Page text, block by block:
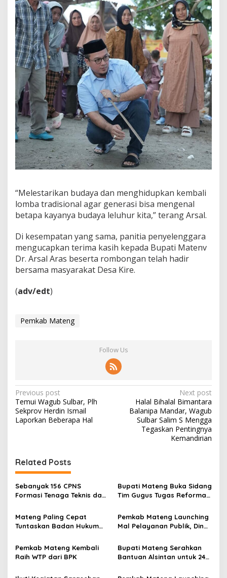
a
n
T
r
a
d
i
s
o
n
a
l
“Melestarikan budaya dan menghidupkan kembali
lomba tradisional agar generasi bisa mengenal
betapa kayanya budaya leluhur kita,” terang Arsal.
Di kesempatan yang sama, panitia penyelenggara
mengucapkan terima kasih kepada Bupati Matenv
Dr. Arsal Aras beserta rombongan telah hadir
bersama masyarakat Desa Kire.
(adv/edt)
Pemkab Mateng
Follow Us
P
o
s
a
v
i
a
i
Previous post
Temui Wagub Sulbar, Plh
Sekprov Herdin Ismail
Laporkan Beberapa Hal
Next post
Halal Bihalal Bimantara
Balanipa Mandar, Wagub
Sulbar Salim S Mengga
Tegaskan Pentingnya
Kemandirian
Related Posts
Sebanyak 156 CPNS
Formasi Tenaga Teknis dan
Bupati Mateng
Bupati Mateng Buka Sidang
Tim Gugus Tugas Reforma
Tanah Tahun 2025
Mateng Paling Cepat
Tuntaskan Badan Hukum
Pemkab Mateng Launching
Mal Pelayanan Publik, Dinas
Pelaksanaan MPP
Pemkab Mateng Kembali
Raih WTP dari BPK
Bupati Mateng Serahkan
Bantuan Alsintan untuk 24